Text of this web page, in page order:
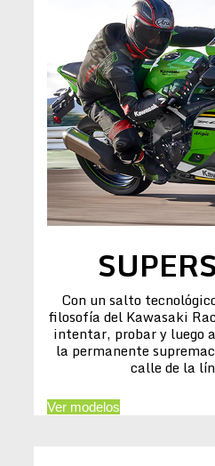
Con un salto
filosofía del Kawasaki
intentar, probar y luego
la permanente
calle de la
Ver modelos